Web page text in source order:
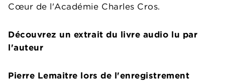
Cœur de l'Académie Charles Cros.
Découvrez un extrait du livre audio lu par
l'auteur
Pierre Lemaitre lors de l'enregistrement